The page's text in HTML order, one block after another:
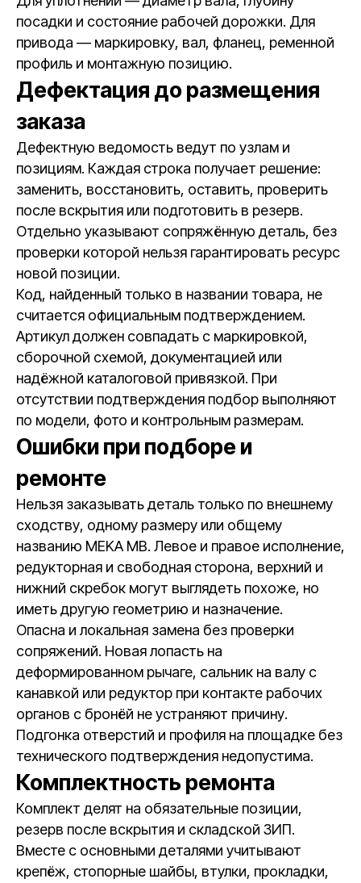
посадки и состояние рабочей дорожки. Для
привода — маркировку, вал, фланец, ременной
профиль и монтажную позицию.
Дефектация до размещения
заказа
Дефектную ведомость ведут по узлам и
позициям. Каждая строка получает решение:
заменить, восстановить, оставить, проверить
после вскрытия или подготовить в резерв.
Отдельно указывают сопряжённую деталь, без
проверки которой нельзя гарантировать ресурс
новой позиции.
Код, найденный только в названии товара, не
считается официальным подтверждением.
Артикул должен совпадать с маркировкой,
сборочной схемой, документацией или
надёжной каталоговой привязкой. При
отсутствии подтверждения подбор выполняют
по модели, фото и контрольным размерам.
Ошибки при подборе и
ремонте
Нельзя заказывать деталь только по внешнему
сходству, одному размеру или общему
названию MEKA MB. Левое и правое исполнение,
редукторная и свободная сторона, верхний и
нижний скребок могут выглядеть похоже, но
иметь другую геометрию и назначение.
Опасна и локальная замена без проверки
сопряжений. Новая лопасть на
деформированном рычаге, сальник на валу с
канавкой или редуктор при контакте рабочих
органов с бронёй не устраняют причину.
Подгонка отверстий и профиля на площадке без
технического подтверждения недопустима.
Комплектность ремонта
Комплект делят на обязательные позиции,
резерв после вскрытия и складской ЗИП.
Вместе с основными деталями учитывают
крепёж, стопорные шайбы, втулки, прокладки,